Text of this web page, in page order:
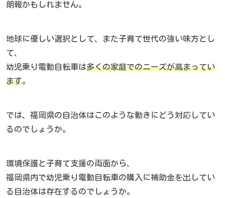
朗報かもしれません。
地球に優しい選択として、また子育て世代の強い味方とし
て、
幼児乗り電動自転車は多くの家庭でのニーズが高まってい
ます。
では、福岡県の自治体はこのような動きにどう対応してい
るのでしょうか。
環境保護と子育て支援の両面から、
福岡県内で幼児乗り電動自転車の購入に補助金を出してい
る自治体は存在するのでしょうか。